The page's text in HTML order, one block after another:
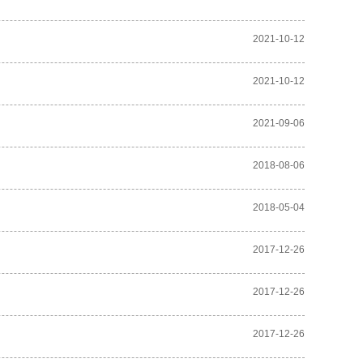
2021-10-12
2021-10-12
2021-09-06
2018-08-06
2018-05-04
2017-12-26
2017-12-26
2017-12-26